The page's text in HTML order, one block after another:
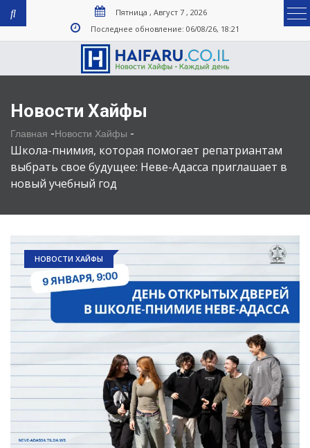
Пятница , Август 7 , 2026
Последнее обновление: 06/08/26, 18:21
Новости Хайфы
Главная -Новости Хайфы -
Школа-пнимия, которая помогает репатриантам
выбрать свое будущее: Неве-Адасса приглашает в
новый учебный год
НОВОСТИ ХАЙФЫ